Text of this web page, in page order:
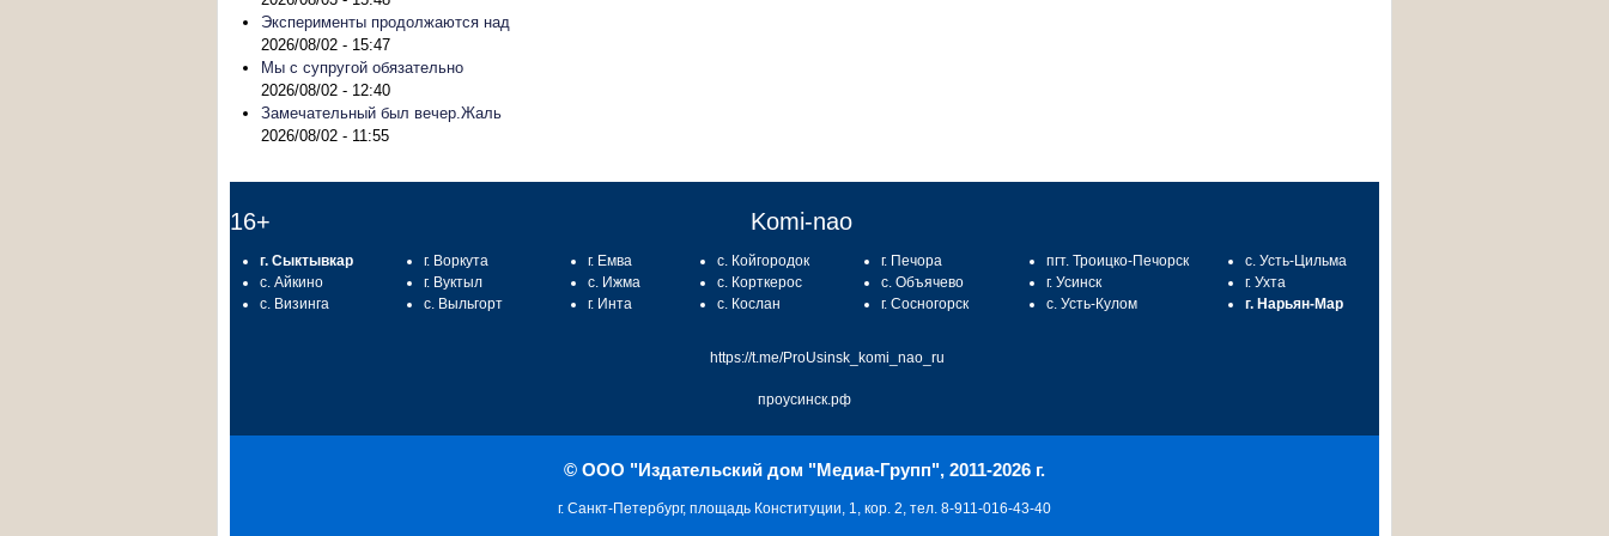
Эксперименты продолжаются над
2026/08/02 - 15:47
Мы с супругой обязательно
2026/08/02 - 12:40
Замечательный был вечер.Жаль
2026/08/02 - 11:55
16+ Komi-nao
г. Сыктывкар
с. Айкино
с. Визинга
г. Воркута
г. Вуктыл
с. Выльгорт
г. Емва
с. Ижма
г. Инта
с. Койгородок
с. Корткерос
с. Кослан
г. Печора
с. Объячево
г. Сосногорск
пгт. Троицко-Печорск
г. Усинск
с. Усть-Кулом
с. Усть-Цильма
г. Ухта
г. Нарьян-Мар
https://t.me/ProUsinsk_komi_nao_ru
проусинск.рф
© ООО "Издательский дом "Медиа-Групп", 2011-2026 г.
г. Санкт-Петербург, площадь Конституции, 1, кор. 2, тел. 8-911-016-43-40